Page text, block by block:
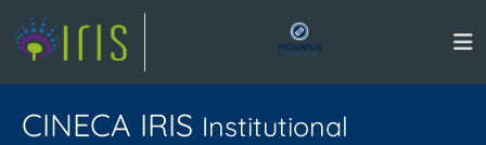
CINECA IRIS Institutional